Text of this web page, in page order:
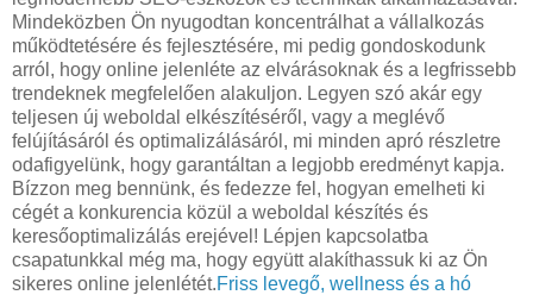
Mindeközben Ön nyugodtan koncentrálhat a vállalkozás
működtetésére és fejlesztésére, mi pedig gondoskodunk
arról, hogy online jelenléte az elvárásoknak és a legfrissebb
trendeknek megfelelően alakuljon. Legyen szó akár egy
teljesen új weboldal elkészítéséről, vagy a meglévő
felújításáról és optimalizálásáról, mi minden apró részletre
odafigyelünk, hogy garantáltan a legjobb eredményt kapja.
Bízzon meg bennünk, és fedezze fel, hogyan emelheti ki
cégét a konkurencia közül a weboldal készítés és
keresőoptimalizálás erejével! Lépjen kapcsolatba
csapatunkkal még ma, hogy együtt alakíthassuk ki az Ön
sikeres online jelenlétét.Friss levegő, wellness és a hó